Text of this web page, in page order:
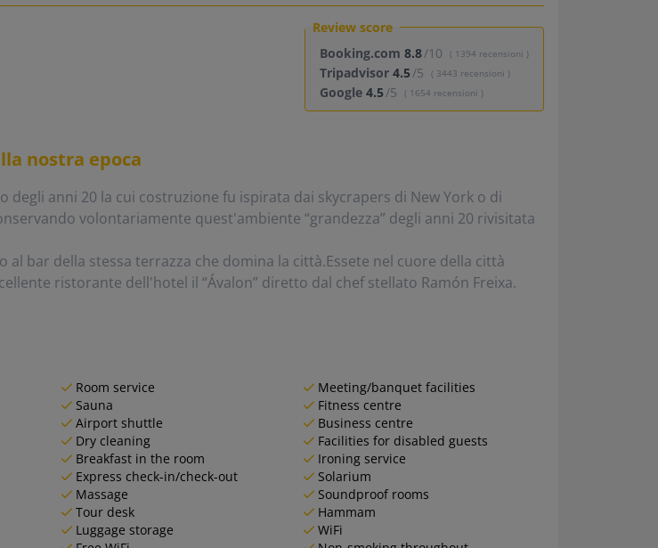
Review score
Booking.com 8.8/10 ( 1394 recensioni )
Tripadvisor 4.5/5 ( 3443 recensioni )
Google 4.5/5 ( 1654 recensioni )
nostra epoca
anni 20 la cui costruzione fu ispirata dai skycrapers di New York o di
volontariamente quest'ambiente “grandezza” degli anni 20 rivisitata
bar della stessa terrazza che domina la città.Essete nel cuore della città
ristorante dell'hotel il “Ávalon” diretto dal chef stellato Ramón Freixa.
Room service
Meeting/banquet facilities
Sauna
Fitness centre
Airport shuttle
Business centre
Dry cleaning
Facilities for disabled guests
Breakfast in the room
Ironing service
Express check-in/check-out
Solarium
Massage
Soundproof rooms
Tour desk
Hammam
Luggage storage
WiFi